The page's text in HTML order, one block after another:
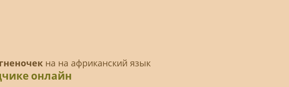
на на африканский язык
онлайн